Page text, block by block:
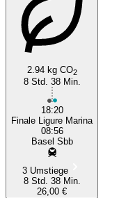
2.94 kg CO2
8 Std. 38 Min.
18:20
Finale Ligure Marina
08:56
Basel Sbb
3 Umstiege
8 Std. 38 Min.
26,00 €